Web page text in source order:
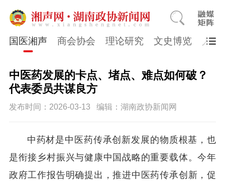
国医湘声 商会协会 理论研究 文史博览 人物
中医药发展的卡点、堵点、难点如何破？
代表委员共谋良方
发布时间：2026-03-13 编辑：湖南政协新闻网
中药材是中医药传承创新发展的物质根基，也
是衔接乡村振兴与健康中国战略的重要载体。今年
政府工作报告明确提出，推进中医药传承创新，促